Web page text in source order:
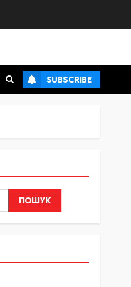
SUBSCRIBE
ПОШУК